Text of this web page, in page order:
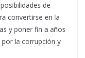
de
convertirse en la
y poner fin a años
la corrupción y